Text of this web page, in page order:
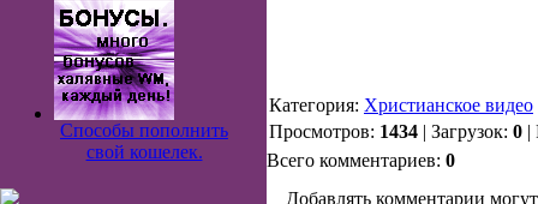
Способы пополнить
свой кошелек.
Категория: Христианское видео
Просмотров: 1434 | Загрузок: 0 |
Всего комментариев: 0
Добавлять комментарии